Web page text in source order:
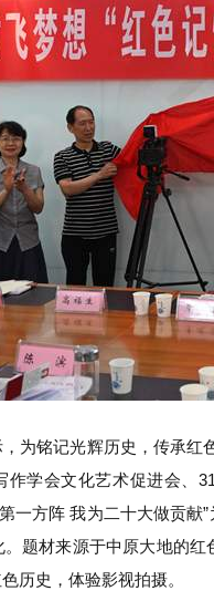
为铭记光辉历史，传承
作学会文化艺术促进会、
一方阵 我为二十大做贡
题材来源于中原大地的
历史，体验影视拍摄。